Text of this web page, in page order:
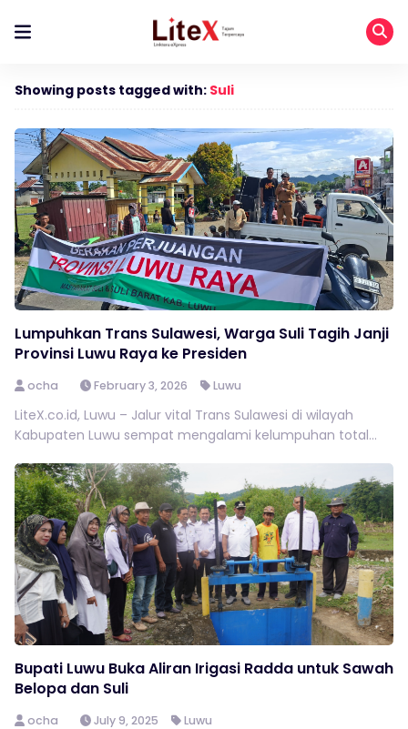
Showing posts tagged with: Suli
Lumpuhkan Trans Sulawesi, Warga Suli Tagih Janji
Provinsi Luwu Raya ke Presiden
ocha February 3, 2026 Luwu
LiteX.co.id, Luwu – Jalur vital Trans Sulawesi di wilayah
Kabupaten Luwu sempat mengalami kelumpuhan total...
Bupati Luwu Buka Aliran Irigasi Radda untuk Sawah
Belopa dan Suli
ocha July 9, 2025 Luwu